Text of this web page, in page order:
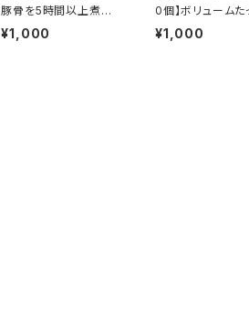
豚骨を5時間以上煮込
んだスープが自慢！
¥1,000
0個】ボリュームた
で大人気の商品です
¥1,000